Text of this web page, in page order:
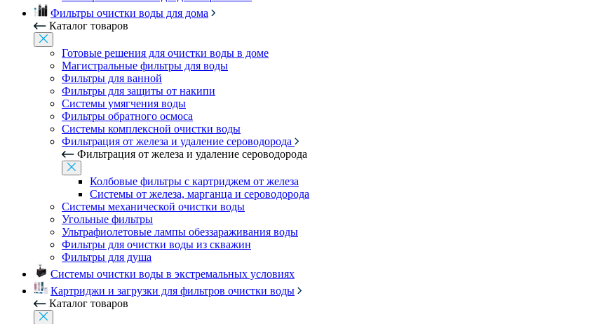
Фильтры очистки воды для дома
Каталог товаров
Готовые решения для очистки воды в доме
Магистральные фильтры для воды
Фильтры для ванной
Фильтры для защиты от накипи
Системы умягчения воды
Фильтры обратного осмоса
Системы комплексной очистки воды
Фильтрация от железа и удаление сероводорода
Фильтрация от железа и удаление сероводорода
Колбовые фильтры с картриджем от железа
Системы от железа, марганца и сероводорода
Системы механической очистки воды
Угольные фильтры
Ультрафиолетовые лампы обеззараживания воды
Фильтры для очистки воды из скважин
Фильтры для душа
Системы очистки воды в экстремальных условиях
Картриджи и загрузки для фильтров очистки воды
Каталог товаров